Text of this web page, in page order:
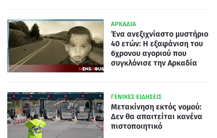
ΑΡΚΑΔΙΑ
Ένα ανεξιχνίαστο μυστήριο
40 ετών: Η εξαφάνιση του
6χρονου αγοριού που
συγκλόνισε την Αρκαδία
ΓΕΝΙΚΕΣ ΕΙΔΗΣΕΙΣ
Μετακίνηση εκτός νομού:
Δεν θα απαιτείται κανένα
πιστοποιητικό